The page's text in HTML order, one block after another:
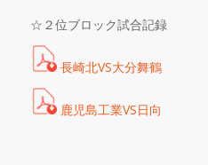
☆２位ブロック試合記録
長崎北VS大分舞鶴
鹿児島工業VS日向